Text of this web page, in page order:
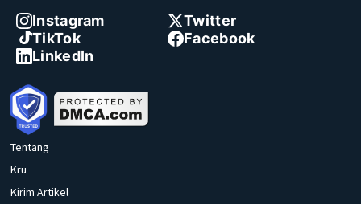
Instagram
Twitter
TikTok
Facebook
LinkedIn
Tentang
Kru
Kirim Artikel